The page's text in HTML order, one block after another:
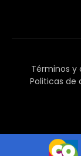
Términos y
Politicas de